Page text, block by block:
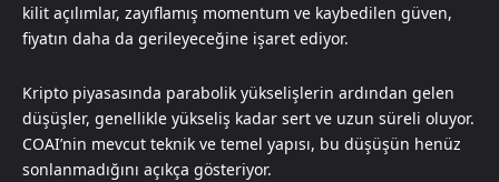
kilit açılımlar, zayıflamış momentum ve kaybedilen güven,
fiyatın daha da gerileyeceğine işaret ediyor.
Kripto piyasasında parabolik yükselişlerin ardından gelen
düşüşler, genellikle yükseliş kadar sert ve uzun süreli oluyor.
COAI’nin mevcut teknik ve temel yapısı, bu düşüşün henüz
sonlanmadığını açıkça gösteriyor.